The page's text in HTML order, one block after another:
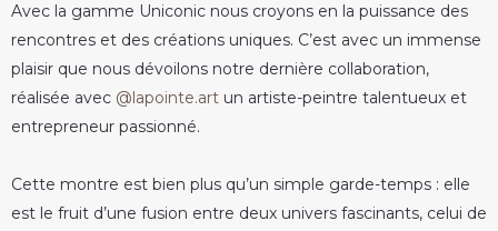
Avec la gamme Uniconic nous croyons en la puissance des
rencontres et des créations uniques. C’est avec un immense
plaisir que nous dévoilons notre dernière collaboration,
réalisée avec @lapointe.art un artiste-peintre talentueux et
entrepreneur passionné.
Cette montre est bien plus qu’un simple garde-temps : elle
est le fruit d’une fusion entre deux univers fascinants, celui de